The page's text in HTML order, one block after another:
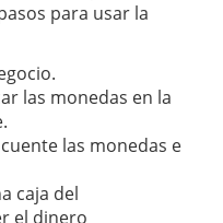
para usar la
las monedas en la
las monedas e
caja del
el dinero